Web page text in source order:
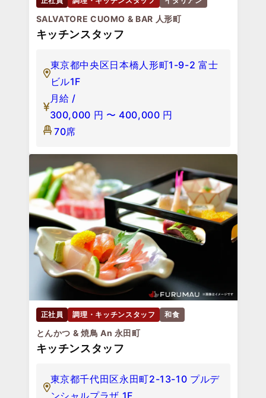
SALVATORE CUOMO & BAR 人形町
キッチンスタッフ
東京都中央区日本橋人形町1-9-2 富士
ビル1F
月給 /
300,000 円 〜 400,000 円
70席
正社員 調理・キッチンスタッフ 和食
とんかつ & 焼鳥 An 永田町
キッチンスタッフ
東京都千代田区永田町2-13-10 プルデ